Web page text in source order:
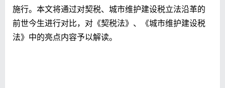
施行。本文将通过对契税、城市维护建设税立法沿革的
前世今生进行对比，对《契税法》、《城市维护建设税
法》中的亮点内容予以解读。